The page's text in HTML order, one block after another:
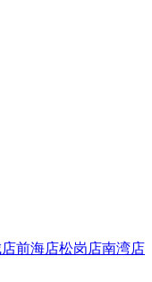
前海店松岗店南湾店